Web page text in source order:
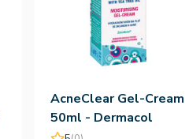
AcneClear Gel-Cream
50ml - Dermacol